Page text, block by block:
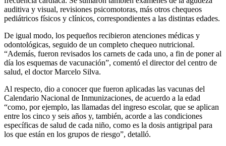
auditiva y visual, revisiones psicomotoras, más otros chequeos
pediátricos físicos y clínicos, correspondientes a las distintas edades.
De igual modo, los pequeños recibieron atenciones médicas y
odontológicas, seguido de un completo chequeo nutricional.
“Además, fueron revisados los carnets de cada uno, a fin de poner al
día los esquemas de vacunación”, comentó el director del centro de
salud, el doctor Marcelo Silva.
Al respecto, dio a conocer que fueron aplicadas las vacunas del
Calendario Nacional de Inmunizaciones, de acuerdo a la edad
“como, por ejemplo, las llamadas del ingreso escolar, que se aplican
entre los cinco y seis años y, también, acorde a las condiciones
específicas de salud de cada niño, como es la dosis antigripal para
los que están en los grupos de riesgo”, detalló.